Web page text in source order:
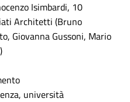
Isimbardi, 10
Architetti (Bruno
Giovanna Gussoni, Mario
università